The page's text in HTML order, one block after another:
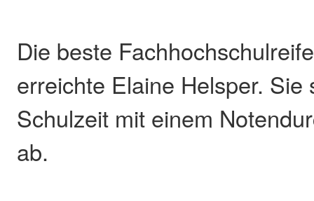
Die beste
erreichte Elaine Helsper. Sie
Schulzeit mit einem
ab.